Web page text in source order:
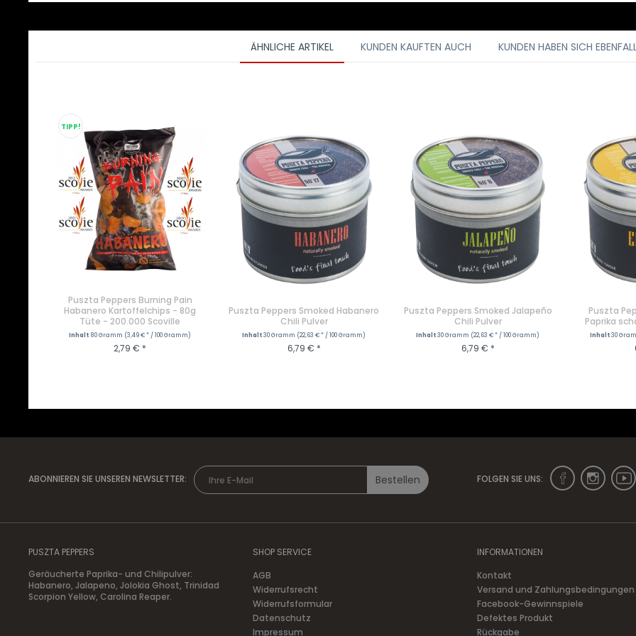
ÄHNLICHE ARTIKEL KUNDEN KAUFTEN AUCH KUNDEN HABEN SICH
TIPP!
Puszta Peppers Burning Pain
Habanero Kartoffelchips - 80g
Tüte - 200.000 Scoville
Inhalt 80 Gramm (3,49 € * / 100 Gramm)
2,79 € *
Puszta Peppers Smoked Habanero
Chili Pulver
Inhalt30 Gramm (22,63 € * / 100 Gramm)
6,79 € *
Puszta Peppers Smoked Jalapeño
Chili Pulver
Inhalt30 Gramm (22,63 € * / 100 Gramm)
6,79 € *
Puszta
Paprika
Inhalt30
ABONNIEREN SIE UNSEREN NEWSLETTER: Bestellen FOLGEN SIE UNS:
PUSZTA PEPPERS
Geräucherte Paprika- und Chilipulver:
Habanero, Jalapeno, Jolokia Ghost, Trinidad
Scorpion Yellow, Carolina Reaper.
SHOP SERVICE
AGB
Widerrufsrecht
Widerrufsformular
Datenschutz
Impressum
INFORMATIONEN
Kontakt
Versand und Zahlungsbedingungen
Facebook-Gewinnspiele
Defektes Produkt
Rückgabe